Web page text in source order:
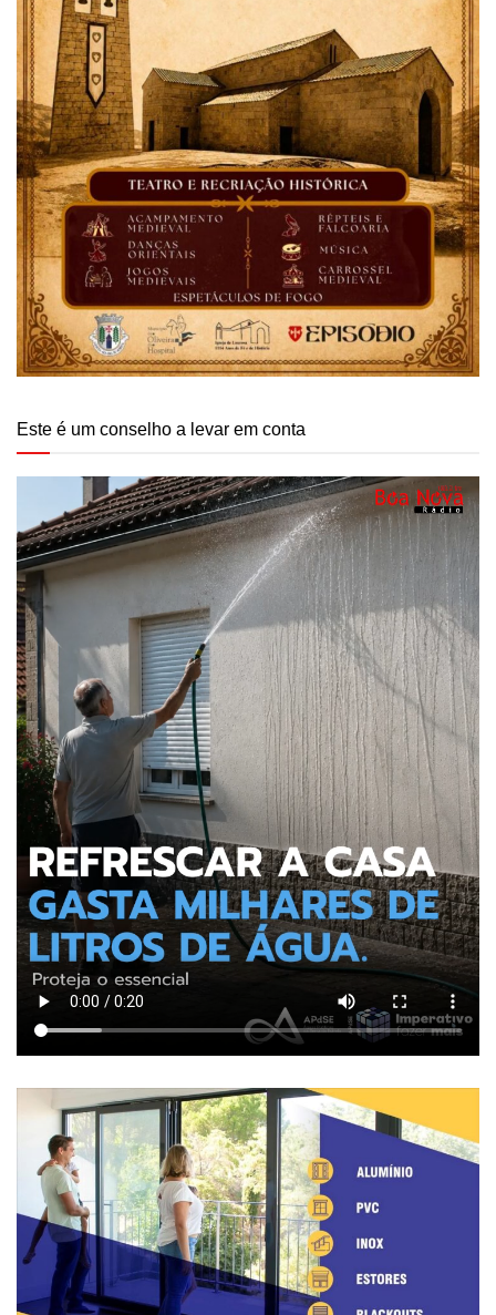
Este é um conselho a levar em conta